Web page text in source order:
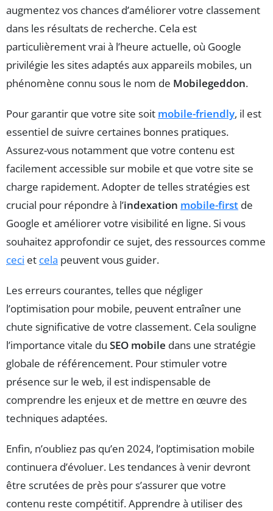
augmentez vos chances d’améliorer votre classement
dans les résultats de recherche. Cela est
particulièrement vrai à l’heure actuelle, où Google
privilégie les sites adaptés aux appareils mobiles, un
phénomène connu sous le nom de Mobilegeddon.
Pour garantir que votre site soit mobile-friendly, il est
essentiel de suivre certaines bonnes pratiques.
Assurez-vous notamment que votre contenu est
facilement accessible sur mobile et que votre site se
charge rapidement. Adopter de telles stratégies est
crucial pour répondre à l’indexation mobile-first de
Google et améliorer votre visibilité en ligne. Si vous
souhaitez approfondir ce sujet, des ressources comme
ceci et cela peuvent vous guider.
Les erreurs courantes, telles que négliger
l’optimisation pour mobile, peuvent entraîner une
chute significative de votre classement. Cela souligne
l’importance vitale du SEO mobile dans une stratégie
globale de référencement. Pour stimuler votre
présence sur le web, il est indispensable de
comprendre les enjeux et de mettre en œuvre des
techniques adaptées.
Enfin, n’oubliez pas qu’en 2024, l’optimisation mobile
continuera d’évoluer. Les tendances à venir devront
être scrutées de près pour s’assurer que votre
contenu reste compétitif. Apprendre à utiliser des